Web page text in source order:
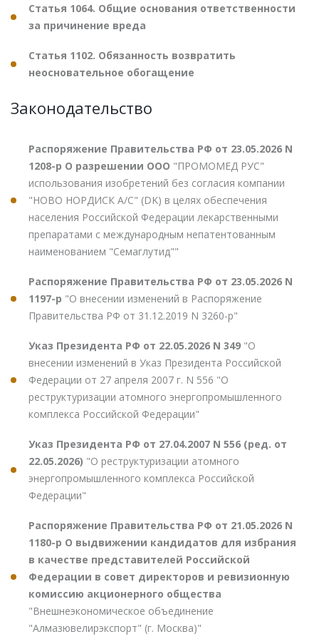
Статья 1064. Общие основания ответственности
за причинение вреда
Статья 1102. Обязанность возвратить
неосновательное обогащение
Законодательство
Распоряжение Правительства РФ от 23.05.2026 N
1208-р О разрешении ООО "ПРОМОМЕД РУС"
использования изобретений без согласия компании
"НОВО НОРДИСК А/С" (DK) в целях обеспечения
населения Российской Федерации лекарственными
препаратами с международным непатентованным
наименованием "Семаглутид""
Распоряжение Правительства РФ от 23.05.2026 N
1197-р "О внесении изменений в Распоряжение
Правительства РФ от 31.12.2019 N 3260-р"
Указ Президента РФ от 22.05.2026 N 349 "О
внесении изменений в Указ Президента Российской
Федерации от 27 апреля 2007 г. N 556 "О
реструктуризации атомного энергопромышленного
комплекса Российской Федерации"
Указ Президента РФ от 27.04.2007 N 556 (ред. от
22.05.2026) "О реструктуризации атомного
энергопромышленного комплекса Российской
Федерации"
Распоряжение Правительства РФ от 21.05.2026 N
1180-р О выдвижении кандидатов для избрания
в качестве представителей Российской
Федерации в совет директоров и ревизионную
комиссию акционерного общества
"Внешнеэкономическое объединение
"Алмазювелирэкспорт" (г. Москва)"